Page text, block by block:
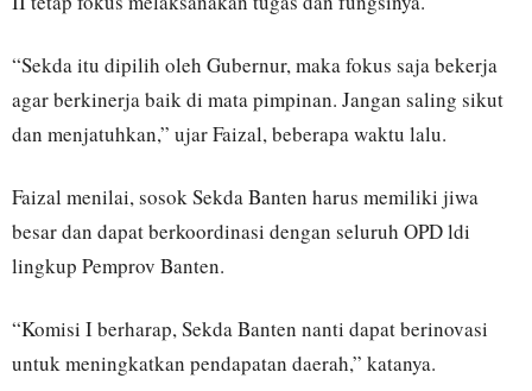
“Sekda itu dipilih oleh Gubernur, maka fokus saja bekerja
agar berkinerja baik di mata pimpinan. Jangan saling sikut
dan menjatuhkan,” ujar Faizal, beberapa waktu lalu.
Faizal menilai, sosok Sekda Banten harus memiliki jiwa
besar dan dapat berkoordinasi dengan seluruh OPD ldi
lingkup Pemprov Banten.
“Komisi I berharap, Sekda Banten nanti dapat berinovasi
untuk meningkatkan pendapatan daerah,” katanya.